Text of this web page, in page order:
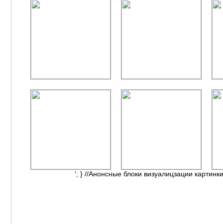
'; } //Анонсные блоки визуалицзации